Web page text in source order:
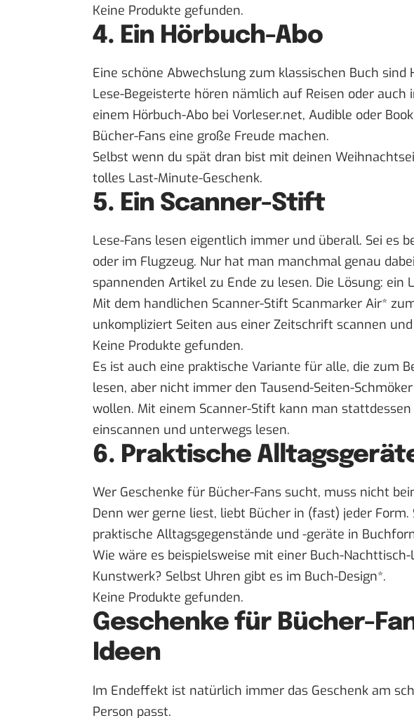
Keine Produkte gefunden.
4. Ein Hörbuch-Abo
Eine schöne Abwechslung zum klassischen Buch sind
Lese-Begeisterte hören nämlich auf Reisen oder
einem Hörbuch-Abo bei Vorleser.net, Audible oder
Bücher-Fans eine große Freude machen.
Selbst wenn du spät dran bist mit deinen
tolles Last-Minute-Geschenk.
5. Ein Scanner-Stift
Lese-Fans lesen eigentlich immer und überall. Sei es
oder im Flugzeug. Nur hat man manchmal genau
spannenden Artikel zu Ende zu lesen. Die Lösung: ein
Mit dem handlichen Scanner-Stift Scanmarker Air*
unkompliziert Seiten aus einer Zeitschrift scannen
Keine Produkte gefunden.
Es ist auch eine praktische Variante für alle, die zum
lesen, aber nicht immer den Tausend-Seiten-
wollen. Mit einem Scanner-Stift kann man
einscannen und unterwegs lesen.
6. Praktische
Wer Geschenke für Bücher-Fans sucht, muss nicht
Denn wer gerne liest, liebt Bücher in (fast) jeder Form.
praktische Alltagsgegenstände und -geräte in
Wie wäre es beispielsweise mit einer Buch-Nachttisch-
Kunstwerk? Selbst Uhren gibt es im Buch-Design*.
Keine Produkte gefunden.
Geschenke für Bücher-
Ideen
Im Endeffekt ist natürlich immer das Geschenk am
Person passt.